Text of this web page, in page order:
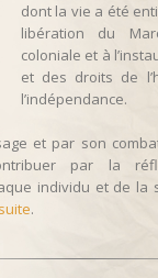
dont la vie a été
libération du
coloniale et à
et des droits de
l’indépendance.
et par son
par la
individu et de la
.